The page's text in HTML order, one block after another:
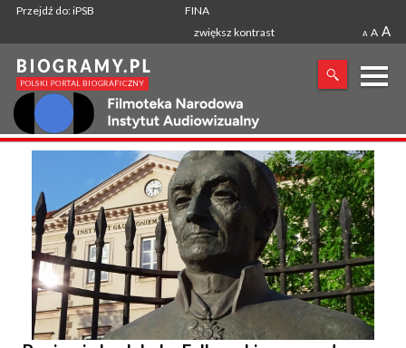
Przejdź do: iPSB
FINA
zwiększ kontrast
A A A
X
SZUKANA FRAZA